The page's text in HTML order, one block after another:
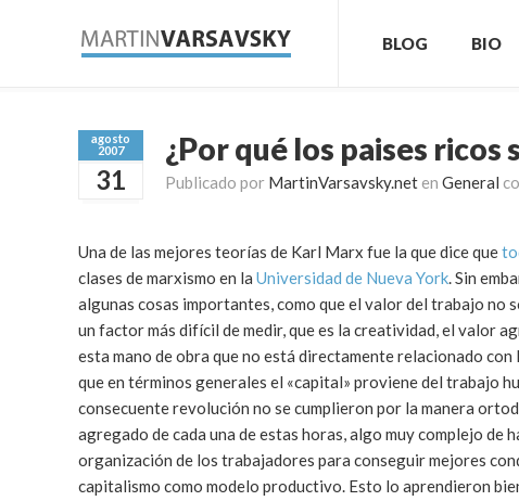
BLOG BIO
agosto
2007
31
¿Por qué los paises ricos
Publicado por MartinVarsavsky.net en General
Una de las mejores teorías de Karl Marx fue la que dice que
clases de marxismo en la Universidad de Nueva York. Sin
algunas cosas importantes, como que el valor del trabajo no
un factor más difícil de medir, que es la creatividad, el valor
esta mano de obra que no está directamente relacionado
que en términos generales el «capital» proviene del trabajo
consecuente revolución no se cumplieron por la manera
agregado de cada una de estas horas, algo muy complejo de
organización de los trabajadores para conseguir mejores
capitalismo como modelo productivo. Esto lo aprendieron